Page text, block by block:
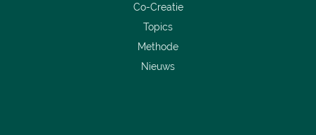
Co-Creatie
Topics
Methode
Nieuws